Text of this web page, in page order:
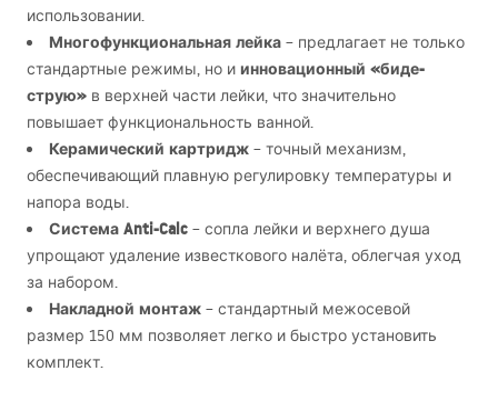
использовании.
Многофункциональная лейка – предлагает не только
стандартные режимы, но и инновационный «биде-
струю» в верхней части лейки, что значительно
повышает функциональность ванной.
Керамический картридж – точный механизм,
обеспечивающий плавную регулировку температуры и
напора воды.
Система Anti-Calc – сопла лейки и верхнего душа
упрощают удаление известкового налёта, облегчая уход
за набором.
Накладной монтаж – стандартный межосевой
размер 150 мм позволяет легко и быстро установить
комплект.